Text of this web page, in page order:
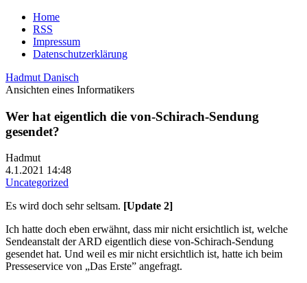
Home
RSS
Impressum
Datenschutzerklärung
Hadmut Danisch
Ansichten eines Informatikers
Wer hat eigentlich die von-Schirach-Sendung
gesendet?
Hadmut
4.1.2021 14:48
Uncategorized
Es wird doch sehr seltsam. [Update 2]
Ich hatte doch eben erwähnt, dass mir nicht ersichtlich ist, welche
Sendeanstalt der ARD eigentlich diese von-Schirach-Sendung
gesendet hat. Und weil es mir nicht ersichtlich ist, hatte ich beim
Presseservice von „Das Erste” angefragt.